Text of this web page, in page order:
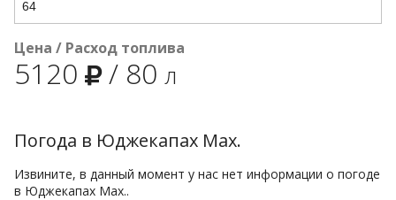
Цена / Расход топлива
5120 / 80 л
Погода в Юджекапах Мах.
Извините, в данный момент у нас нет информации о погоде
в Юджекапах Мах..